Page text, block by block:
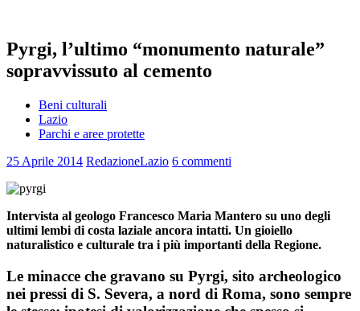
Pyrgi, l’ultimo “monumento naturale”
sopravvissuto al cemento
Beni culturali
Lazio
Parchi e aree protette
25 Aprile 2014 RedazioneLazio 6 commenti
Intervista al geologo Francesco Maria Mantero su uno degli
ultimi lembi di costa laziale ancora intatti. Un gioiello
naturalistico e culturale tra i più importanti della Regione.
Le minacce che gravano su Pyrgi, sito archeologico
nei pressi di S. Severa, a nord di Roma, sono sempre